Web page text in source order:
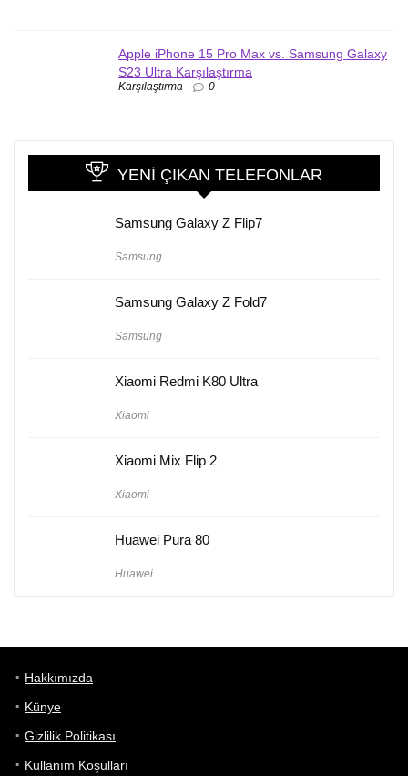
Apple iPhone 15 Pro Max vs. Samsung Galaxy
S23 Ultra Karşılaştırma
Karşılaştırma 0
YENI ÇIKAN TELEFONLAR
Samsung Galaxy Z Flip7
Samsung
Samsung Galaxy Z Fold7
Samsung
Xiaomi Redmi K80 Ultra
Xiaomi
Xiaomi Mix Flip 2
Xiaomi
Huawei Pura 80
Huawei
Hakkımızda
Künye
Gizlilik Politikası
Kullanım Koşulları